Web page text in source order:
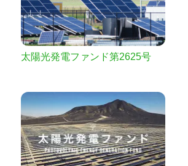
太陽光発電ファンド第2625号